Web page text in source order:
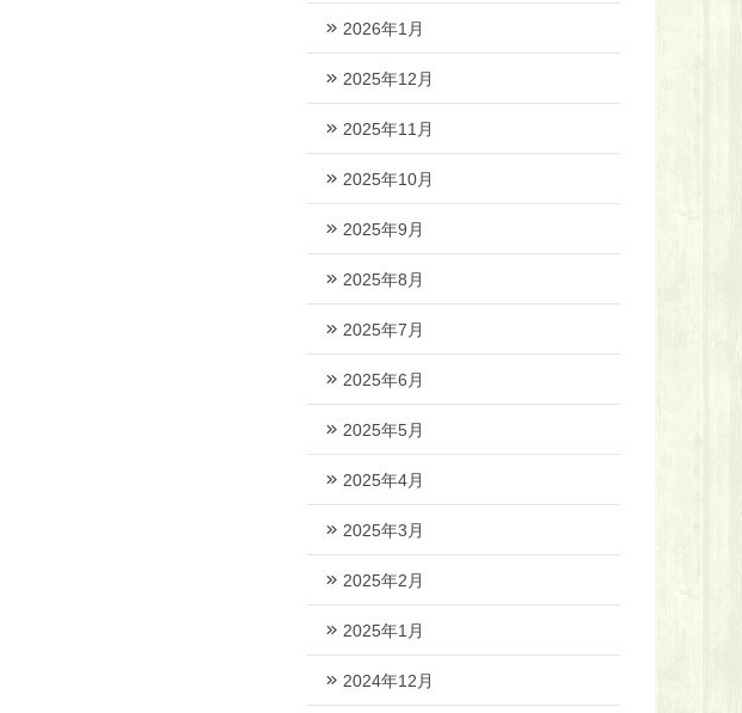
2026年1月
2025年12月
2025年11月
2025年10月
2025年9月
2025年8月
2025年7月
2025年6月
2025年5月
2025年4月
2025年3月
2025年2月
2025年1月
2024年12月